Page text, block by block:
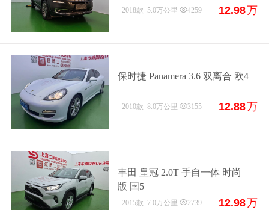
12.98万
2018款 5.0万公里 4259
保时捷 Panamera 3.6 双离合 欧4
12.88万
2010款 8.0万公里 3155
丰田 皇冠 2.0T 手自一体 时尚
版 国5
12.98万
2015款 7.0万公里 2739